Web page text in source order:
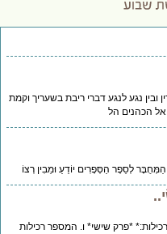
ובין נגע לנגע דברי ריבת בשעריך וקמת
הכהנים הל
לְסֵפֶר הַסְּפָרִים יוֹדֵעַ וּמֵבִין רְצוֹ
לימוד: 203 # *הלכות רכילות:* *פרק שישי* ו. המספר רכילות